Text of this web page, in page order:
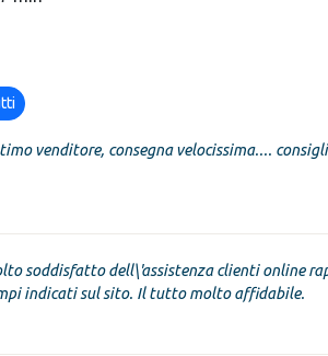
venditore, consegna velocissima....
soddisfatto dell\'assistenza clienti online
indicati sul sito. Il tutto molto affidabile.